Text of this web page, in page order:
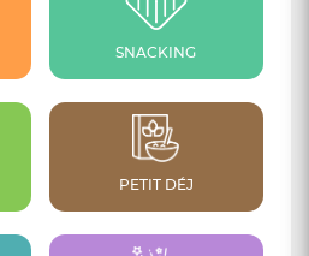
SNACKING
PETIT DÉJ